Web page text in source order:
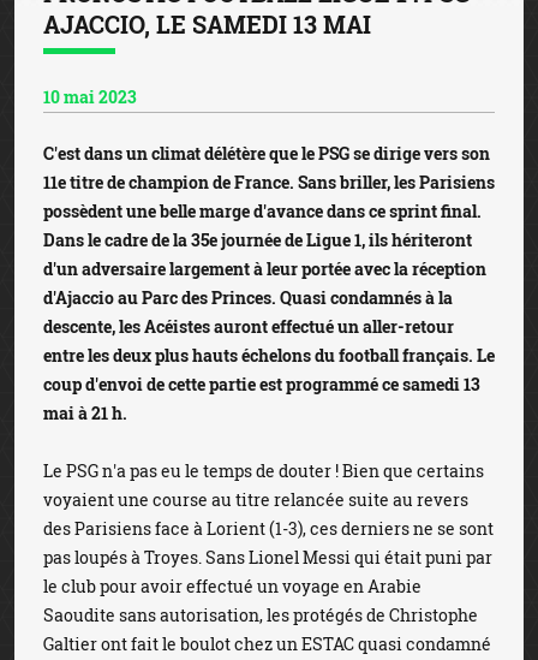
AJACCIO, LE SAMEDI 13 MAI
10 mai 2023
C'est dans un climat délétère que le PSG se dirige vers son
11e titre de champion de France. Sans briller, les Parisiens
possèdent une belle marge d'avance dans ce sprint final.
Dans le cadre de la 35e journée de Ligue 1, ils hériteront
d'un adversaire largement à leur portée avec la réception
d'Ajaccio au Parc des Princes. Quasi condamnés à la
descente, les Acéistes auront effectué un aller-retour
entre les deux plus hauts échelons du football français. Le
coup d'envoi de cette partie est programmé ce samedi 13
mai à 21 h.
Le PSG n'a pas eu le temps de douter ! Bien que certains
voyaient une course au titre relancée suite au revers
des Parisiens face à Lorient (1-3), ces derniers ne se sont
pas loupés à Troyes. Sans Lionel Messi qui était puni par
le club pour avoir effectué un voyage en Arabie
Saoudite sans autorisation, les protégés de Christophe
Galtier ont fait le boulot chez un ESTAC quasi condamné